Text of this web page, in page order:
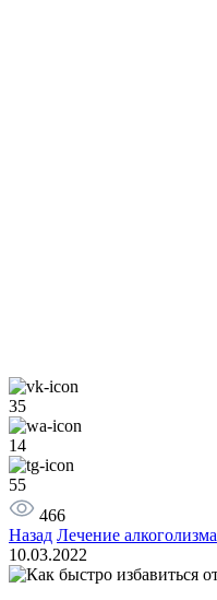
35
14
55
466
Назад Лечение алкоголизма
10.03.2022